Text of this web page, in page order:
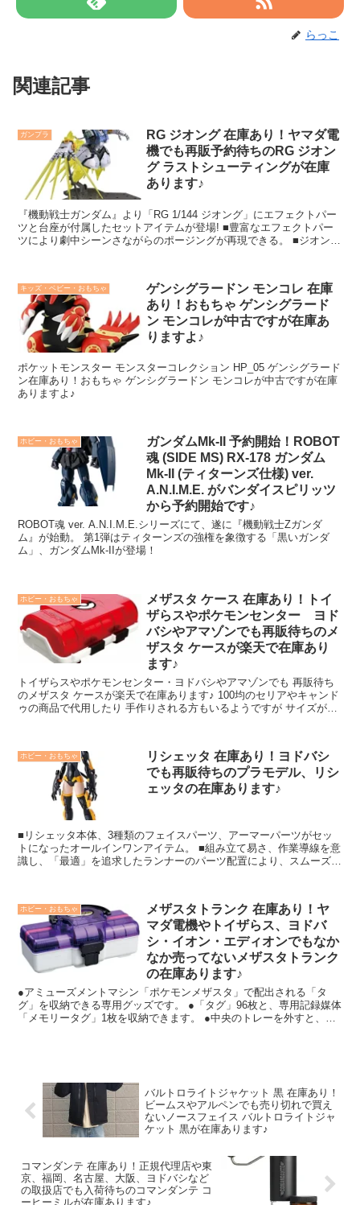
らっこ
関連記事
ガンプラ
RG ジオング 在庫あり！ヤマダ電
機でも再販予約待ちのRG ジオン
グ ラストシューティングが在庫
あります♪
『機動戦士ガンダム』より「RG 1/144 ジオング」にエフェクトパー
ツと台座が付属したセットアイテムが登場! ■豊富なエフェクトパー
ツにより劇中シーンさながらのポージングが再現できる。 ■ジオング
縮。 ■「アドヴァンスドMSジョイント」を内蔵。滑らかで迫力のあ
る表現と、緻密なディテールを両立。 ■モノアイは首の動きに合わ
せ、左右に連動可動。さらに手動で上下にも可動。
キッズ・ベビー・おもちゃ
ゲンシグラードン モンコレ 在庫
あり！おもちゃ ゲンシグラード
ン モンコレが中古ですが在庫あ
りますよ♪
ポケットモンスター モンスターコレクション HP_05 ゲンシグラード
ン在庫あり！おもちゃ ゲンシグラードン モンコレが中古ですが在庫
ありますよ♪
ホビー・おもちゃ
ガンダムMk-II 予約開始！ROBOT
魂 (SIDE MS) RX-178 ガンダム
Mk-II (ティターンズ仕様) ver.
A.N.I.M.E. がバンダイスピリッツ
から予約開始です♪
ROBOT魂 ver. A.N.I.M.E.シリーズにて、遂に『機動戦士Zガンダ
ム』が始動。 第1弾はティターンズの強権を象徴する「黒いガンダ
ム」、ガンダムMk-IIが登場！
ホビー・おもちゃ
メザスタ ケース 在庫あり！トイ
ザらスやポケモンセンター ヨド
バシやアマゾンでも再販待ちのメ
ザスタ ケースが楽天で在庫あり
ます♪
トイザらスやポケモンセンター・ヨドバシやアマゾンでも 再販待ち
のメザスタ ケースが楽天で在庫あります♪ 100均のセリアやキャンド
ゥの商品で代用したり 手作りされる方もいるようですが サイズが小
ホビー・おもちゃ
リシェッタ 在庫あり！ヨドバシ
でも再販待ちのプラモデル、リシ
ェッタの在庫あります♪
■リシェッタ本体、3種類のフェイスパーツ、アーマーパーツがセッ
トになったオールインワンアイテム。 ■組み立て易さ、作業導線を意
識し、「最適」を追求したランナーのパーツ配置により、スムーズな
分好みのシスターを創ることができる。 ■フェイスパーツにはタンポ
印刷を採用。シーンに合わせた表情の付け替えを楽しめる。 ■別売り
の各種オプションパーツを装着し“盛りカスタマイズ"も楽しめる。
■30 MINUTESシリーズ共通の3mm径の軸を採用。「30 MINUTES
MISSIONS」のパーツもオプションとして装着が可能。(※「30
MINUTES MISSIONS」キットの対象年齢は8才です。) ■『30
MINUTES SISTERS』公式サイトには、実際のプラモデルの組み換
えをイメージできる「カスタマイズシミュレーター」を設置中。
ホビー・おもちゃ
メザスタトランク 在庫あり！ヤ
マダ電機やトイザらス、ヨドバ
シ・イオン・エディオンでもなか
なか売ってないメザスタトランク
の在庫あります♪
●アミューズメントマシン「ポケモンメザスタ」で配出される「タ
グ」を収納できる専用グッズです。 ●「タグ」96枚と、専用記録媒体
「メモリータグ」1枚を収納できます。 ●中央のトレーを外すと、別
バルトロライトジャケット 黒 在庫あり！
ビームスやアルペンでも売り切れで買え
ないノースフェイス バルトロライトジャ
ケット 黒が在庫あります♪
コマンダンテ 在庫あり！正規代理店や東
京、福岡、名古屋、大阪、ヨドバシなど
の取扱店でも入荷待ちのコマンダンテ コ
ーヒーミルが在庫あります♪